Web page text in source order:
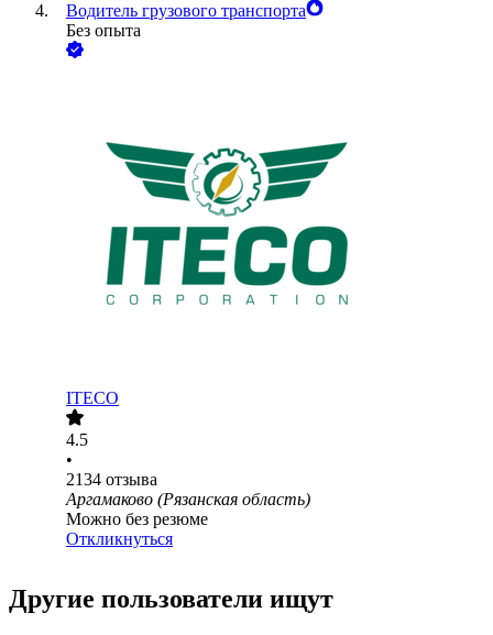
Водитель грузового транспорта
Без опыта
ITECO
4.5
•
2134 отзыва
Аргамаково (Рязанская область)
Можно без резюме
Откликнуться
Другие пользователи ищут